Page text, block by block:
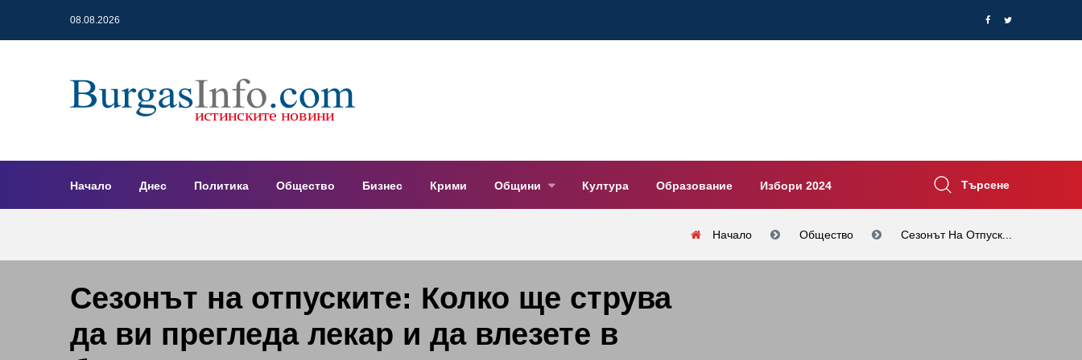
08.08.2026
Начало Днес Политика Общество Бизнес Крими Общини Култура Образование Избори 2024 Търсене
Начало Общество Сезонът На Отпуск...
Сезонът на отпуските: Колко ще струва
да ви прегледа лекар и да влезете в